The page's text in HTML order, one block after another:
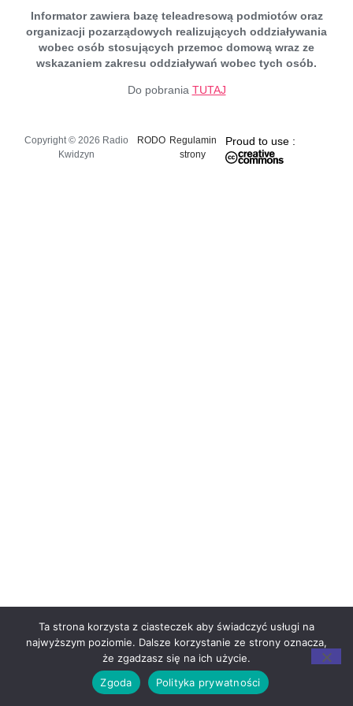
Informator zawiera bazę teleadresową podmiotów oraz
organizacji pozarządowych realizujących oddziaływania
wobec osób stosujących przemoc domową wraz ze
wskazaniem zakresu oddziaływań wobec tych osób.
Do pobrania TUTAJ
Copyright © 2026 Radio
Kwidzyn
RODO Regulamin
strony
Proud to use :
Ta strona korzysta z ciasteczek aby świadczyć usługi na
najwyższym poziomie. Dalsze korzystanie ze strony oznacza,
że zgadzasz się na ich użycie.
Zgoda
Polityka prywatności